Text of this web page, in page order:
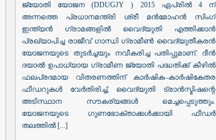
ജ്യോതി യോജന (DDUGJY ) 2015 ഏപ്രിൽ 4 ന്
അന്നത്തെ പ്രധാനമന്ത്രി ശ്രീ മൻമോഹൻ സിംഗ്
ഇന്ത്യൻ ഗ്രാമങ്ങളിൽ വൈദ്യുതി എത്തിക്കാൻ
പ്രഖ്യാപിച്ച രാജീവ് ഗാന്ധി ഗ്രാമീൺ വൈദ്യുതീകരൻ
യോജനയുടെ തുടർച്ചയും നവീകരിച്ച പതിപ്പുമാണ്. ദീൻ
ദയാൽ ഉപാധ്യായ ഗ്രാമീണ ജ്യോതി പദ്ധതിക്ക് കീഴിൽ
ഫലപ്രദമായ വിതരണത്തിന് കാർഷിക–കാർഷികേതര
ഫീഡറുകൾ വേർതിരിച്ച്, വൈദ്യുതി ട്രാൻസ്മിഷന്റെ
അടിസ്ഥാന സൗകര്യങ്ങൾ മെച്ചപ്പെടുത്തും.
യോജനയുടെ ഗുണഭോക്താക്കൾക്കായി ഫീഡർ
തലത്തിൽ [...]